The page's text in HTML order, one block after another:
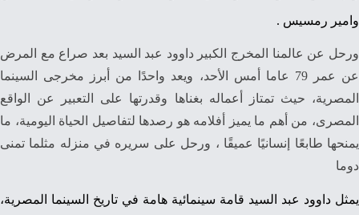
وامير رمسيس .
ورحل عن عالمنا المخرج الكبير داوود عبد السيد بعد صراع مع المرض
عن عمر 79 عاما أمس الأحد، ويعد واحدًا من أبرز مخرجى السينما
المصرية، حيث تمتاز أعماله بغناها وقدرتها على التعبير عن الواقع
المصرى، من أهم ما يميز أفلامه هو رصدها لتفاصيل الحياة اليومية، ما
يمنحها طابعًا إنسانيًا عميقًا ، ورحل على سريره في منزله مثلما تمنى
دوما
يمثل داوود عبد السيد قامة سينمائية هامة في تاريخ السينما المصرية،